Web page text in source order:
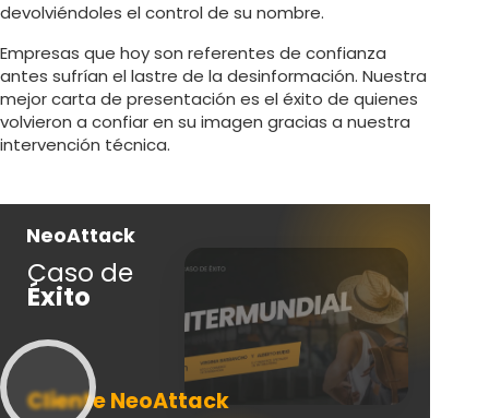
NeoAttack
Caso de
Éxito
Cliente NeoAttack
devolviéndoles el control de su nombre.
Empresas que hoy son referentes de confianza
antes sufrían el lastre de la desinformación. Nuestra
mejor carta de presentación es el éxito de quienes
volvieron a confiar en su imagen gracias a nuestra
intervención técnica.